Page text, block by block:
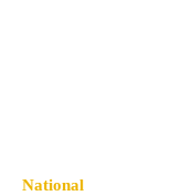
National